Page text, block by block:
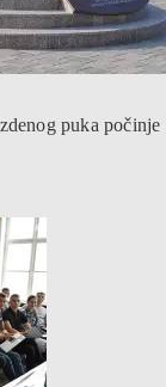
puka